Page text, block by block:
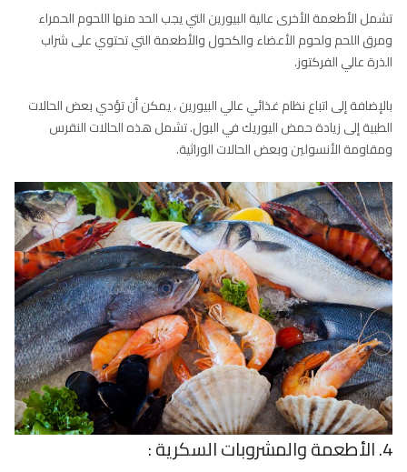
تشمل الأطعمة الأخرى عالية البيورين التي يجب الحد منها اللحوم الحمراء
ومرق اللحم ولحوم الأعضاء والكحول والأطعمة التي تحتوي على شراب
الذرة عالي الفركتوز.
بالإضافة إلى اتباع نظام غذائي عالي البيورين ، يمكن أن تؤدي بعض الحالات
الطبية إلى زيادة حمض اليوريك في البول. تشمل هذه الحالات النقرس
ومقاومة الأنسولين وبعض الحالات الوراثية.
4. الأطعمة والمشروبات السكرية :